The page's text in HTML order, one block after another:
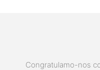
Congratulamo-nos